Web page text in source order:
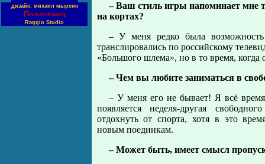
дизайн: михаил мырсин
Поддержка
Raggio Studio
– Ваш стиль игры напоминает мне
на кортах?
– У меня редко была возможность
транслировались по российскому
«Большого шлема», но в то время,
– Чем вы любите заниматься в
– У меня его не бывает! Я всё
появляется неделя-другая
отдохнуть от спорта, хотя в это
новым поединкам.
– Может быть, имеет смысл